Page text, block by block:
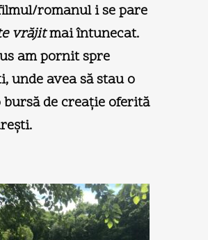
romanul i se pare
vrăjitmai întunecat.
am pornit spre
unde avea să stau o
bursă de creaţie oferită